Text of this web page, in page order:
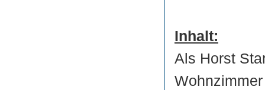
Inhalt:
Als Horst